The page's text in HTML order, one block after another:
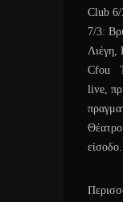
Club
7/3:
Λιέγη,
Cfou
live,
είσοδο.